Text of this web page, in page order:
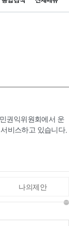
권익위원회에서 운
비스하고 있습니다.
나의제안